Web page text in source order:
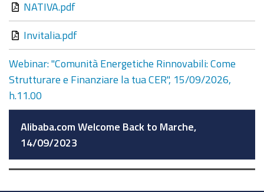
NATIVA.pdf
Invitalia.pdf
Webinar: "Comunità Energetiche Rinnovabili: Come
Strutturare e Finanziare la tua CER", 15/09/2026,
h.11.00
Alibaba.com Welcome Back to Marche,
14/09/2023